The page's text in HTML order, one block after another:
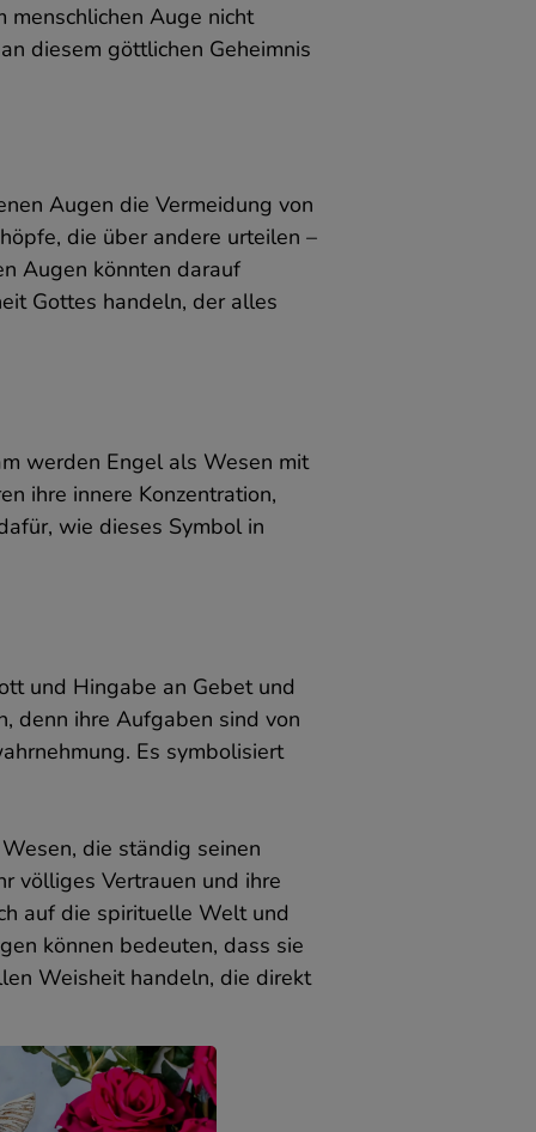
menschlichen Auge nicht
diesem göttlichen Geheimnis
Augen die Vermeidung von
die über andere urteilen –
Augen könnten darauf
Gottes handeln, der alles
werden Engel als Wesen mit
ihre innere Konzentration,
wie dieses Symbol in
und Hingabe an Gebet und
denn ihre Aufgaben sind von
Es symbolisiert
die ständig seinen
völliges Vertrauen und ihre
auf die spirituelle Welt und
können bedeuten, dass sie
Weisheit handeln, die direkt